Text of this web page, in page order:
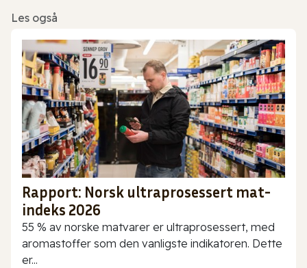
Les også
Rapport: Norsk ultraprosessert mat-
indeks 2026
55 % av norske matvarer er ultraprosessert, med
aromastoffer som den vanligste indikatoren. Dette
er...